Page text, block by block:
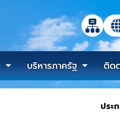
แผนผั
เปิดกล่องค้
บริหารภาครัฐ ติด
ประ